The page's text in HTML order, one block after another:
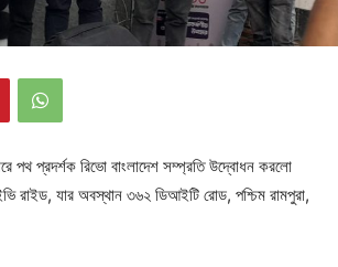
পথ প্রদর্শক রিভো বাংলাদেশ সম্প্রতি উদ্বোধন করলো
রাইড, যার অবস্থান ৩৬২ ডিআইটি রোড, পশ্চিম রামপুরা,